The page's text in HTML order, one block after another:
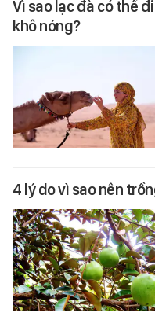
Vì sao lạc đà có thể
khô nóng?
4 lý do vì sao nên